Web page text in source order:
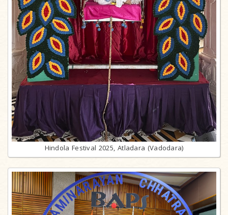
Hindola Festival 2025, Atladara (Vadodara)